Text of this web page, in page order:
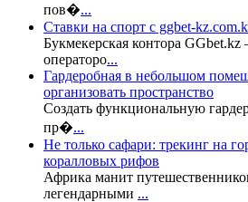
пов�...
Ставки на спорт с ggbet-
Букмекерская контора
операторо...
Гардеробная в небольшом
организовать пространство
Создать функциональную
пр�...
Не только сафари: трекинг на
коралловых рифов
Африка манит
легендарными ...